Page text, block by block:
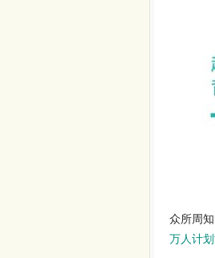
众所周
万人计划